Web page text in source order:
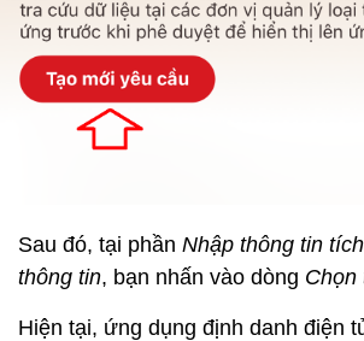
Sau đó, tại phần Nhập thông tin
thông tin, bạn nhấn vào dòng Chọn
Hiện tại, ứng dụng định danh điện